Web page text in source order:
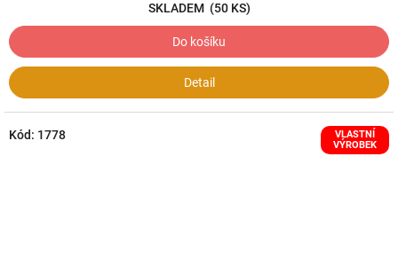
SKLADEM (50 KS)
Do košíku
Detail
VLASTNÍ
VÝROBEK
Kód: 1778